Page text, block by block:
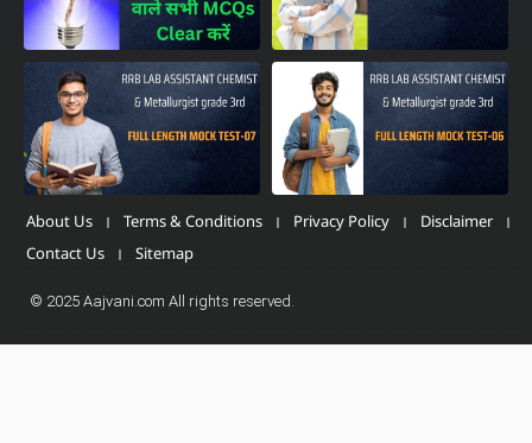
About Us Terms & Conditions Privacy Policy
Disclaimer
Contact Us
Sitemap
© 2025 Aajvani.com All rights reserved.